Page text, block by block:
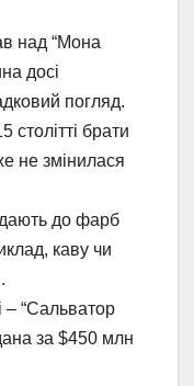
над “Мона
досі
погляд.
брати
не змінилася
до фарб
каву чи
– “Сальватор
за $450 млн